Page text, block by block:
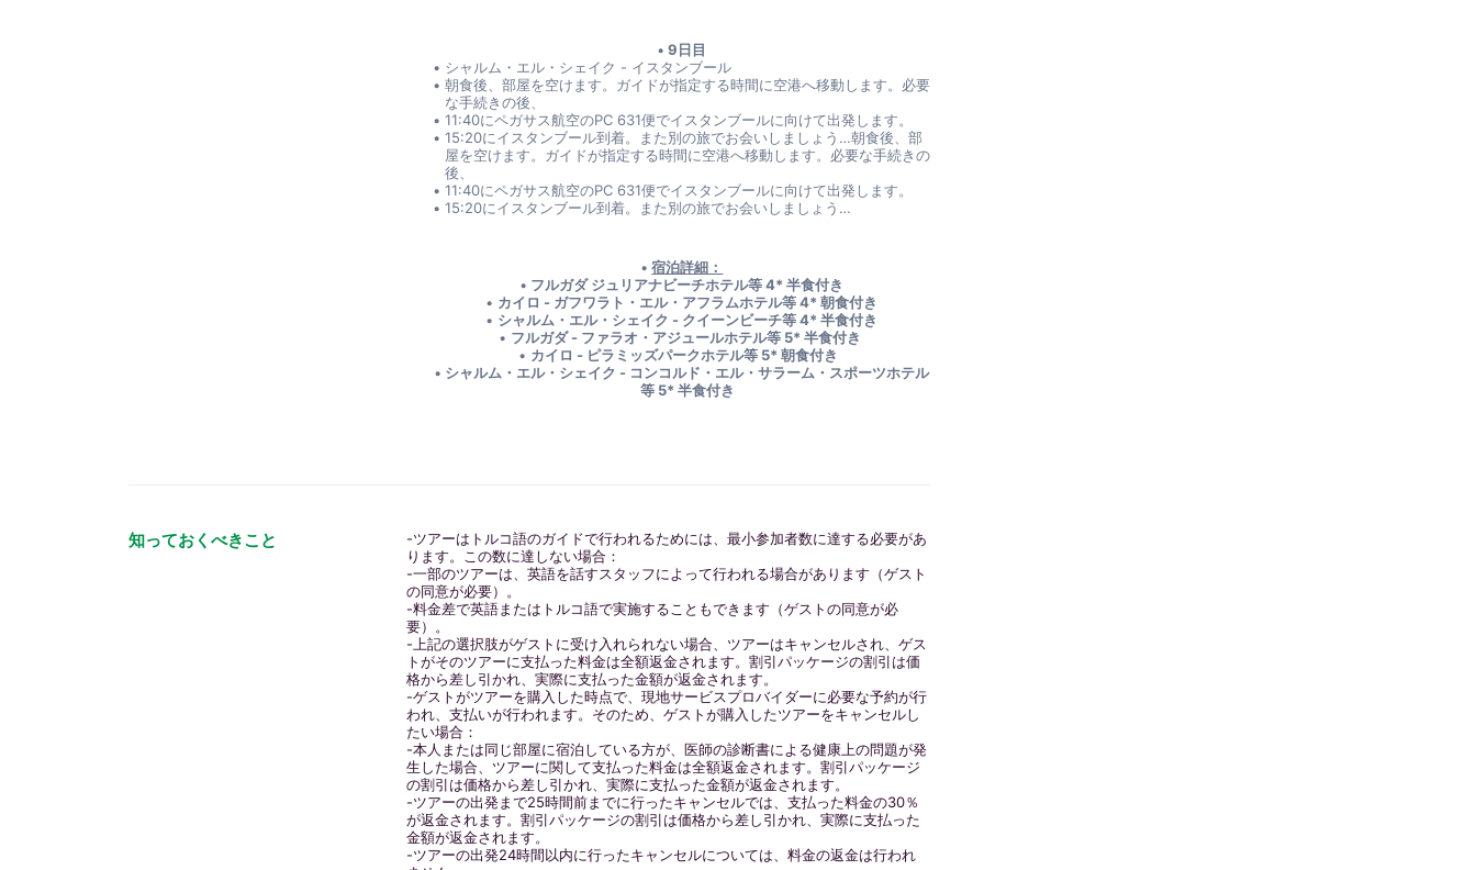
9日目
シャルム・エル・シェイク - イスタンブール
朝食後、部屋を空けます。ガイドが指定する時間に空港へ移動します。必要
な手続きの後、
11:40にペガサス航空のPC 631便でイスタンブールに向けて出発します。
15:20にイスタンブール到着。また別の旅でお会いしましょう…朝食後、部
屋を空けます。ガイドが指定する時間に空港へ移動します。必要な手続きの
後、
11:40にペガサス航空のPC 631便でイスタンブールに向けて出発します。
15:20にイスタンブール到着。また別の旅でお会いしましょう…
宿泊詳細：
フルガダ ジュリアナビーチホテル等 4* 半食付き
カイロ - ガフワラト・エル・アフラムホテル等 4* 朝食付き
シャルム・エル・シェイク - クイーンビーチ等 4* 半食付き
フルガダ - ファラオ・アジュールホテル等 5* 半食付き
カイロ - ピラミッズパークホテル等 5* 朝食付き
シャルム・エル・シェイク - コンコルド・エル・サラーム・スポーツホテル
等 5* 半食付き
知っておくべきこと
-ツアーはトルコ語のガイドで行われるためには、最小参加者数に達する必要があ
ります。この数に達しない場合：
-一部のツアーは、英語を話すスタッフによって行われる場合があります（ゲスト
の同意が必要）。
-料金差で英語またはトルコ語で実施することもできます（ゲストの同意が必
要）。
-上記の選択肢がゲストに受け入れられない場合、ツアーはキャンセルされ、ゲス
トがそのツアーに支払った料金は全額返金されます。割引パッケージの割引は価
格から差し引かれ、実際に支払った金額が返金されます。
-ゲストがツアーを購入した時点で、現地サービスプロバイダーに必要な予約が行
われ、支払いが行われます。そのため、ゲストが購入したツアーをキャンセルし
たい場合：
-本人または同じ部屋に宿泊している方が、医師の診断書による健康上の問題が発
生した場合、ツアーに関して支払った料金は全額返金されます。割引パッケージ
の割引は価格から差し引かれ、実際に支払った金額が返金されます。
-ツアーの出発まで25時間前までに行ったキャンセルでは、支払った料金の30％
が返金されます。割引パッケージの割引は価格から差し引かれ、実際に支払った
金額が返金されます。
-ツアーの出発24時間以内に行ったキャンセルについては、料金の返金は行われ